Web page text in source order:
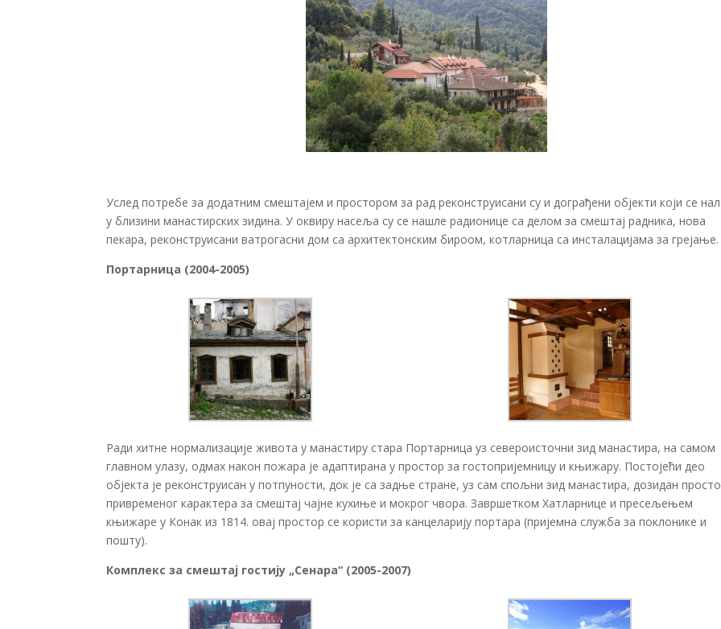
Услед потребе за додатним смештајем и простором за рад реконструисани су и дограђени објекти који се
у близини манастирских зидина. У оквиру насеља су се нашле радионице са делом за смештај радника, нова
пекара, реконструисани ватрогасни дом са архитектонским бироом, котларница са инсталацијама за грејање.
Портарница (2004-2005)
Ради хитне нормализације живота у манастиру стара Портарница уз североисточни зид манастира, на самом
главном улазу, одмах након пожара је адаптирана у простор за гостопријемницу и књижару. Постојећи део
објекта је реконструисан у потпуности, док је са задње стране, уз сам спољни зид манастира, дозидан
привременог карактера за смештај чајне кухиње и мокрог чвора. Завршетком Хатларнице и пресељењем
књижаре у Конак из 1814. овај простор се користи за канцеларију портара (пријемна служба за поклонике и
пошту).
Комплекс за смештај гостију „Сенара“ (2005-2007)